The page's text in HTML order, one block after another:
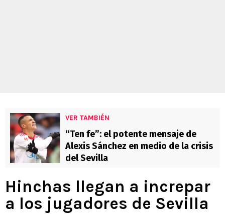
VER TAMBIÉN
“Ten fe”: el potente mensaje de
Alexis Sánchez en medio de la crisis
del Sevilla
Hinchas llegan a increpar
a los jugadores de Sevilla